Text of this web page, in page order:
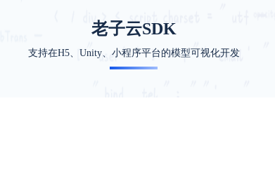
老子云SDK
支持在H5、Unity、小程序平台的模型可视化开发